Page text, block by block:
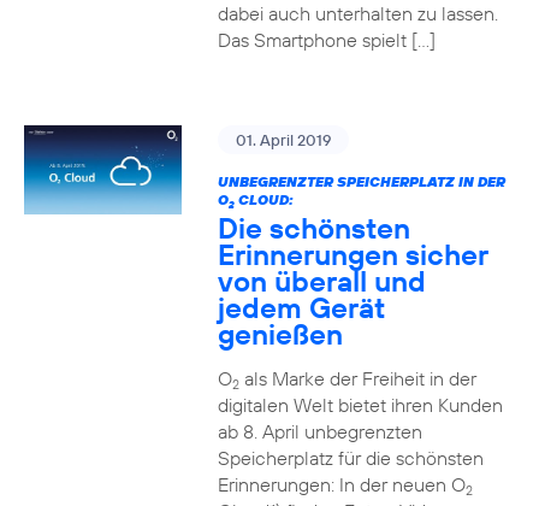
dabei auch unterhalten zu lassen.
Das Smartphone spielt […]
01. April 2019
UNBEGRENZTER SPEICHERPLATZ IN DER
O2CLOUD:
Die schönsten
Erinnerungen sicher
von überall und
jedem Gerät
genießen
O2als Marke der Freiheit in der
digitalen Welt bietet ihren Kunden
ab 8. April unbegrenzten
Speicherplatz für die schönsten
Erinnerungen: In der neuen O2